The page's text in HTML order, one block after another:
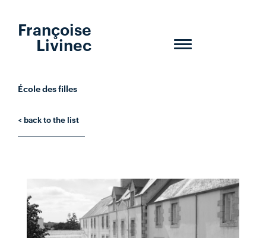
Toggle
Françoise
Livinec
École des filles
< back to the list